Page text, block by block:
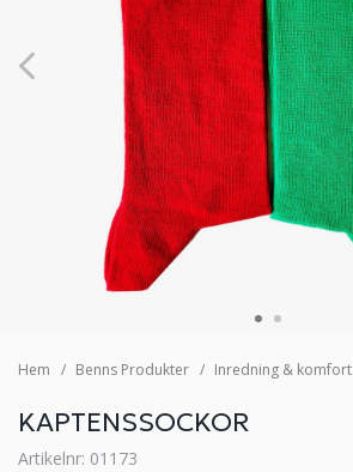
Hem Benns Produkter Inredning & komfort
KAPTENSSOCKOR
Artikelnr: 01173